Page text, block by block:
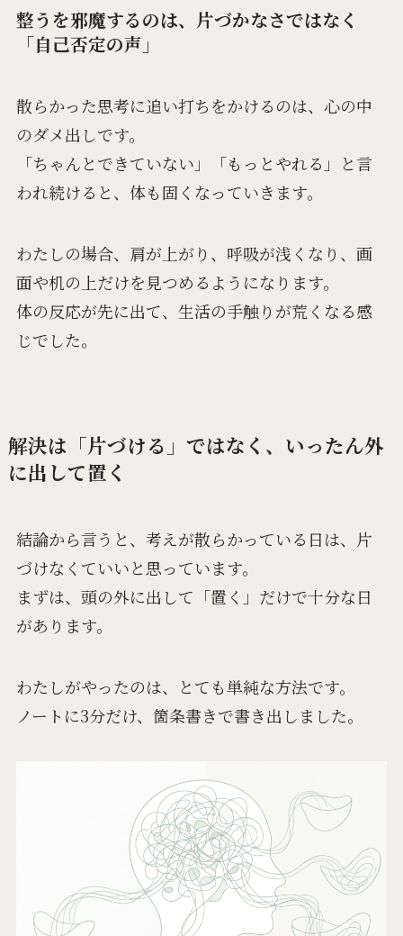
整うを邪魔するのは、片づかなさではなく
「自己否定の声」
散らかった思考に追い打ちをかけるのは、心の中
のダメ出しです。
「ちゃんとできていない」「もっとやれる」と言
われ続けると、体も固くなっていきます。
わたしの場合、肩が上がり、呼吸が浅くなり、画
面や机の上だけを見つめるようになります。
体の反応が先に出て、生活の手触りが荒くなる感
じでした。
解決は「片づける」ではなく、いったん外
に出して置く
結論から言うと、考えが散らかっている日は、片
づけなくていいと思っています。
まずは、頭の外に出して「置く」だけで十分な日
があります。
わたしがやったのは、とても単純な方法です。
ノートに3分だけ、箇条書きで書き出しました。